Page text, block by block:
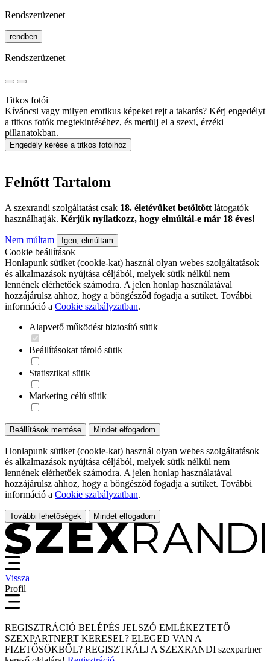
Rendszerüzenet
rendben
Rendszerüzenet
Titkos fotói
Kíváncsi vagy milyen erotikus képeket rejt a takarás? Kérj engedélyt
a titkos fotók megtekintéséhez, és merülj el a szexi, érzéki
pillanatokban.
Engedély kérése a titkos fotóihoz
Felnőtt Tartalom
A szexrandi szolgáltatást csak 18. életévüket betöltött látogatók
használhatják. Kérjük nyilatkozz, hogy elmúltál-e már 18 éves!
Nem múltam Igen, elmúltam
Cookie beállítások
Honlapunk sütiket (cookie-kat) használ olyan webes szolgáltatások
és alkalmazások nyújtása céljából, melyek sütik nélkül nem
lennének elérhetőek számodra. A jelen honlap használatával
hozzájárulsz ahhoz, hogy a böngésződ fogadja a sütiket. További
információ a Cookie szabályzatban.
Alapvető működést biztosító sütik
Beállításokat tároló sütik
Statisztikai sütik
Marketing célú sütik
Beállítások mentése Mindet elfogadom
Honlapunk sütiket (cookie-kat) használ olyan webes szolgáltatások
és alkalmazások nyújtása céljából, melyek sütik nélkül nem
lennének elérhetőek számodra. A jelen honlap használatával
hozzájárulsz ahhoz, hogy a böngésződ fogadja a sütiket. További
információ a Cookie szabályzatban.
További lehetőségek Mindet elfogadom
Vissza
Profil
REGISZTRÁCIÓ BELÉPÉS JELSZÓ EMLÉKEZTETŐ
SZEXPARTNERT KERESEL? ELEGED VAN A
FIZETŐSÖKBŐL? REGISZTRÁLJ A SZEXRANDI szexpartner